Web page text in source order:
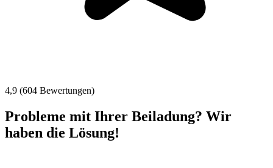
4,9 (604 Bewertungen)
Probleme mit Ihrer Beiladung? Wir
haben die Lösung!